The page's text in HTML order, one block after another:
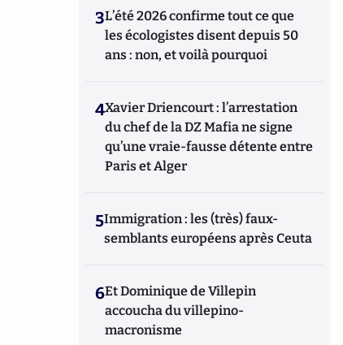
3L’été 2026 confirme tout ce que
les écologistes disent depuis 50
ans : non, et voilà pourquoi
4Xavier Driencourt : l’arrestation
du chef de la DZ Mafia ne signe
qu’une vraie-fausse détente entre
Paris et Alger
5Immigration : les (très) faux-
semblants européens après Ceuta
6Et Dominique de Villepin
accoucha du villepino-
macronisme